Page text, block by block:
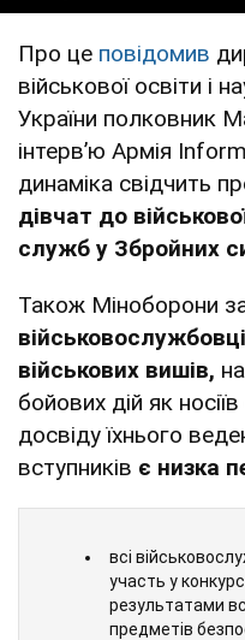
Про це повідомив
військової освіти і
України полковник
інтервʼю Армія
динаміка свідчить
дівчат до
служб у Збройних
Також Міноборони
військових вишів,
бойових дій як
досвіду їхнього
вступників є низка
всі
участь у
результатами
предметів